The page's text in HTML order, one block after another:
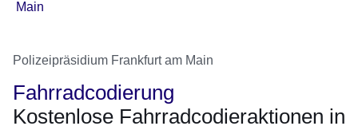
Main
Polizeipräsidium Frankfurt am Main
Fahrradcodierung
Kostenlose Fahrradcodieraktionen in